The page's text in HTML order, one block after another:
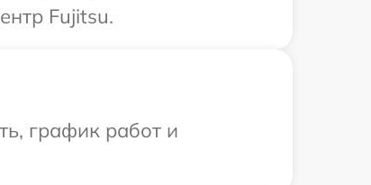
Fujitsu.
график работ и